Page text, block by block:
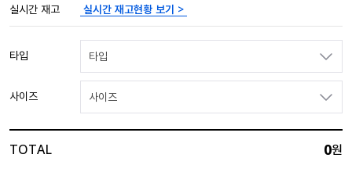
실시간 재고
실시간 재고현황 보기 >
타입 타입
사이즈 사이즈
TOTAL 0원